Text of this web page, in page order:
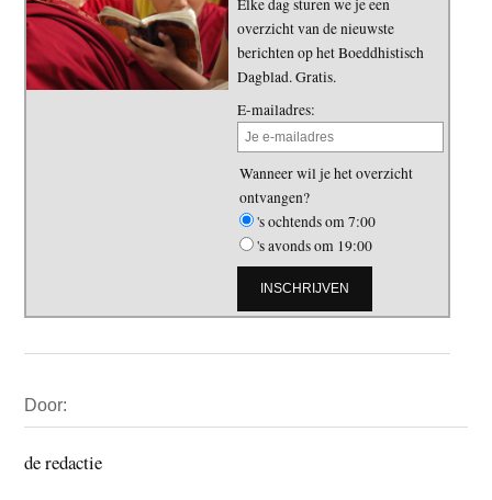
Elke dag sturen we je een
overzicht van de nieuwste
berichten op het Boeddhistisch
Dagblad. Gratis.
E-mailadres:
Wanneer wil je het overzicht
ontvangen?
's ochtends om 7:00
's avonds om 19:00
Sidebar
Door:
de redactie